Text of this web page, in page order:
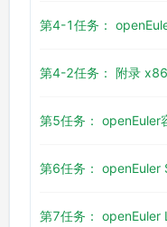
第4-1任务：
第4-2任务： 附录
第5任务： openEuler
第6任务： openEuler
第7任务： openEuler